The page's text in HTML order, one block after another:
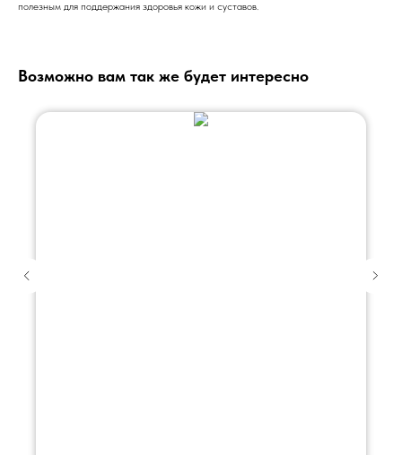
полезным для поддержания здоровья кожи и суставов.
Возможно вам так же будет интересно